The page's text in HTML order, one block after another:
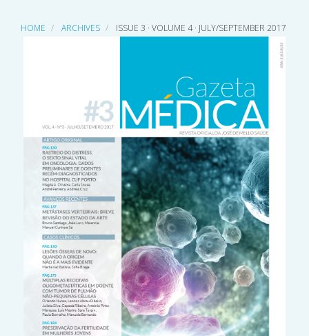
HOME ARCHIVES ISSUE 3 · VOLUME 4 · JULY/SEPTEMBER 2017